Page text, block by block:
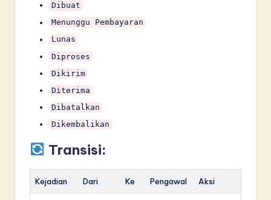
Dibuat
Menunggu Pembayaran
Lunas
Diproses
Dikirim
Diterima
Dibatalkan
Dikembalikan
Transisi:
Kejadian Dari Ke Pengawal Aksi